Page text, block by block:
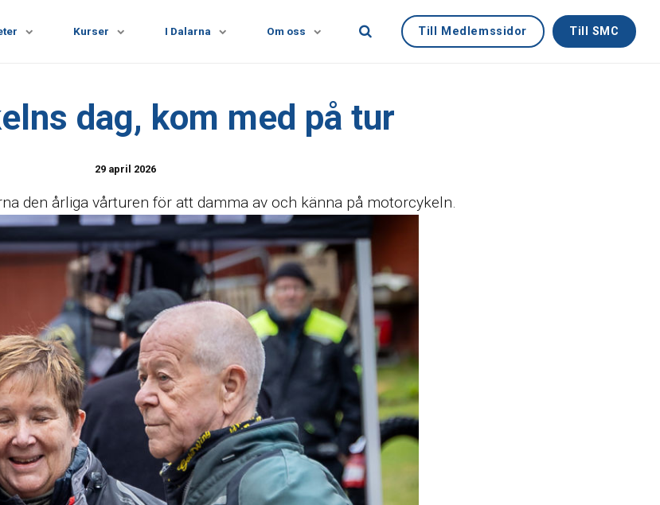
Kurser I Dalarna Om oss Till Medlemssidor Till SMC
dag, kom med på tur
29 april 2026
den årliga vårturen för att damma av och känna på motorcykeln.